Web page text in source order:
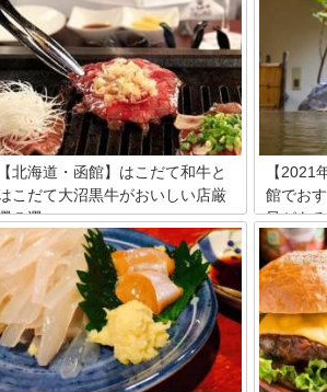
館は北海道でも人気の観光地です。函
山からの夜景、五稜郭、ベイエリアな
多くの観光スポットがあります。そん
な函館のお土産には何を買ったらいいで
ょう？ここでは函館の人気のお土産を
介しましょう！
北海道
アクセ
市。函
ツに…と
坂道の名
でしょう
の坂道
【北海道・函館】はこだて和牛と
こだて大沼黒牛がおいしい店厳
５選
北海道は豊かな自然と澄んだ空気と水が
あり、四季を通じて湿度が低く、牛を育
てるには最適な環境となり北海道のほぼ
域で牛肉を生産しているのです。函館
も赤毛の「はこだて和牛」や黒毛の
はこだて大沼黒牛」を生産していま
。そこで、和牛をじっくり味わうこと
できるお店を紹介します。
【2021
館でお
呂があ
「函館の
したい！
族の望み
たくさん
のお宿を
族で出か
さい。